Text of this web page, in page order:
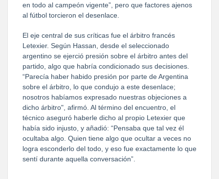
en todo al campeón vigente”, pero que factores ajenos
al fútbol torcieron el desenlace.
El eje central de sus críticas fue el árbitro francés
Letexier. Según Hassan, desde el seleccionado
argentino se ejerció presión sobre el árbitro antes del
partido, algo que habría condicionado sus decisiones.
“Parecía haber habido presión por parte de Argentina
sobre el árbitro, lo que condujo a este desenlace;
nosotros habíamos expresado nuestras objeciones a
dicho árbitro", afirmó. Al término del encuentro, el
técnico aseguró haberle dicho al propio Letexier que
había sido injusto, y añadió: “Pensaba que tal vez él
ocultaba algo. Quien tiene algo que ocultar a veces no
logra esconderlo del todo, y eso fue exactamente lo que
sentí durante aquella conversación”.